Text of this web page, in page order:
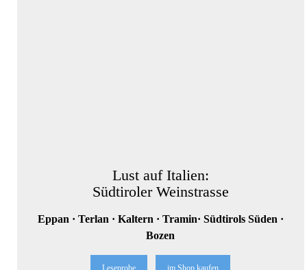
Lust auf Italien:
Südtiroler Weinstrasse
Eppan · Terlan · Kaltern · Tramin· Südtirols Süden ·
Bozen
Leseprobe im Shop kaufen